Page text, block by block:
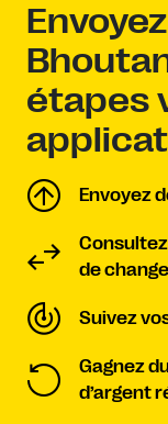
étapes
Envoyez
de
Suivez
Gagnez
d’argent